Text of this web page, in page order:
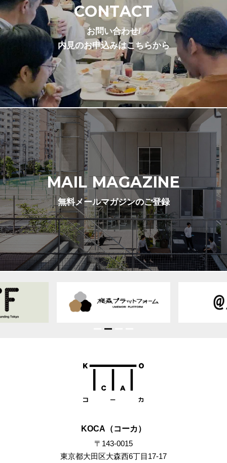
CONTACT
お問い合わせ/
内見のお申込みはこちらから
MAIL MAGAZINE
無料メールマガジンのご登録
KOCA（コーカ）
〒143-0015
東京都大田区大森西6丁目17-17